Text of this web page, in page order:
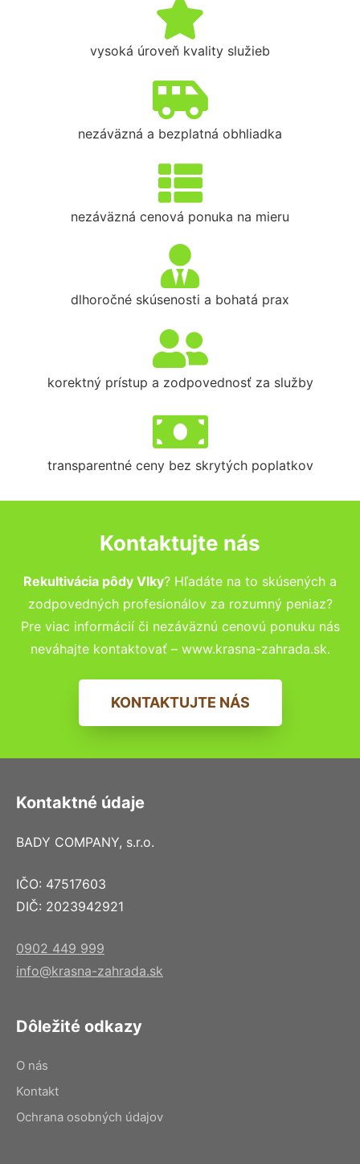
vysoká úroveň kvality služieb
nezáväzná a bezplatná obhliadka
nezáväzná cenová ponuka na mieru
dlhoročné skúsenosti a bohatá prax
korektný prístup a zodpovednosť za služby
transparentné ceny bez skrytých poplatkov
Kontaktujte nás
Rekultivácia pôdy Vlky? Hľadáte na to skúsených a
zodpovedných profesionálov za rozumný peniaz?
Pre viac informácií či nezáväznú cenovú ponuku nás
neváhajte kontaktovať – www.krasna-zahrada.sk.
KONTAKTUJTE NÁS
Kontaktné údaje
BADY COMPANY, s.r.o.
IČO: 47517603
DIČ: 2023942921
0902 449 999
info@krasna-zahrada.sk
Dôležité odkazy
O nás
Kontakt
Ochrana osobných údajov